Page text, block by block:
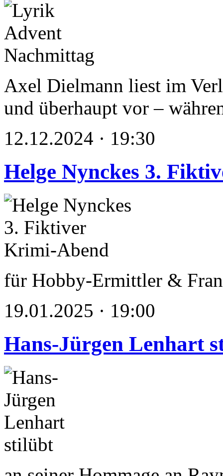
Axel Dielmann liest im
und überhaupt vor –
12.12.2024 · 19:30
Helge Nynckes 3.
für Hobby-Ermittler &
19.01.2025 · 19:00
Hans-Jürgen Lenhart